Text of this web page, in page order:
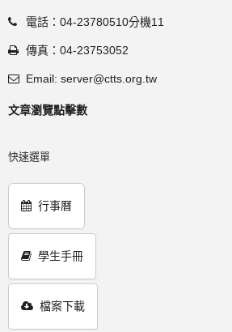
電話：04-23780510分機11
傳真：04-23753052
Email: server@ctts.org.tw
文章瀏覽點擊數
快速選單
行事曆
學生手冊
檔案下載